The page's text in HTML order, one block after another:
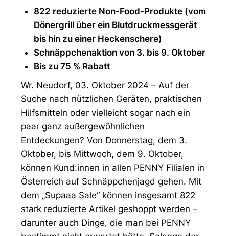
822 reduzierte Non-Food-Produkte (vom
Dönergrill über ein Blutdruckmessgerät
bis hin zu einer Heckenschere)
Schnäppchenaktion von 3. bis 9. Oktober
Bis zu 75 % Rabatt
Wr. Neudorf, 03. Oktober 2024 – Auf der
Suche nach nützlichen Geräten, praktischen
Hilfsmitteln oder vielleicht sogar nach ein
paar ganz außergewöhnlichen
Entdeckungen? Von Donnerstag, dem 3.
Oktober, bis Mittwoch, dem 9. Oktober,
können Kund:innen in allen PENNY Filialen in
Österreich auf Schnäppchenjagd gehen. Mit
dem „Supaaa Sale“ können insgesamt 822
stark reduzierte Artikel geshoppt werden –
darunter auch Dinge, die man bei PENNY